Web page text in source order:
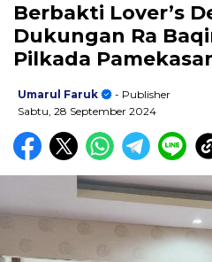
Berbakti Lover’s
Dukungan Ra
Pilkada
Umarul Faruk
- Publisher
Sabtu, 28 September 2024